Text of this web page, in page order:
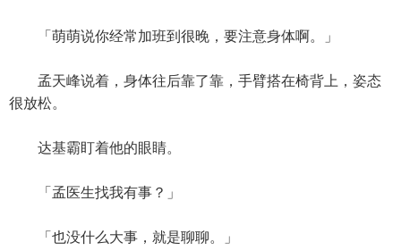
「萌萌说你经常加班到很晚，要注意身体啊。」
孟天峰说着，身体往后靠了靠，手臂搭在椅背上，姿态
很放松。
达基霸盯着他的眼睛。
「孟医生找我有事？」
「也没什么大事，就是聊聊。」